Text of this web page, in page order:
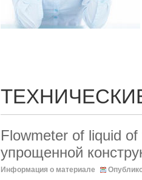
Flowmeter of liquid
упрощенной
Информация о материале